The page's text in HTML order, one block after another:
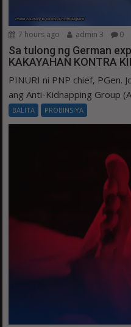
7 hours ago admin 3 0
Sa tulong ng German
KAKAYAHAN KONTRA
PINURI ni PNP chief, PGen.
ang Anti-Kidnapping Group
BALITA PROBINSIYA